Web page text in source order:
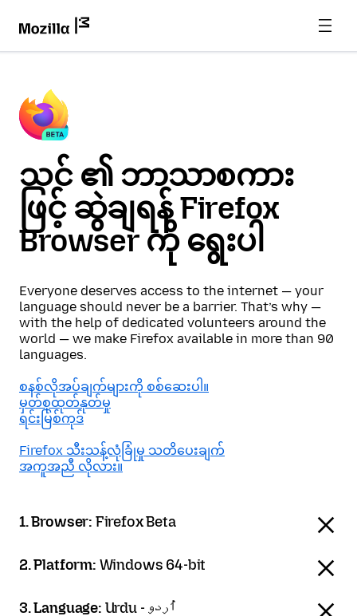
သင် ၏ ဘာသာစကား
ဖြင့် ဆွဲချရန် Firefox
Browser ကို ရွေးပါ
Everyone deserves access to the internet — your
language should never be a barrier. That’s why —
with the help of dedicated volunteers around the
world — we make Firefox available in more than 90
languages.
စနစ်လိုအပ်ချက်များကို စစ်ဆေးပါ။
မှတ်စုထုတ်နုတ်မှု
ရင်းမြစ်ကုဒ်
Firefox သီးသန့်လုံခြုံမှု သတိပေးချက်
အကူအညီ လိုလား။
1. Browser: Firefox Beta
2. Platform: Windows 64-bit
3. Language: Urdu - اُردو